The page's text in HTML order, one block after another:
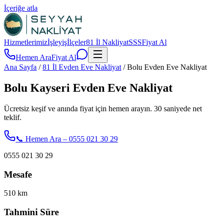
İçeriğe atla
Hizmetlerimizİşleyişİlçeler81 İl NakliyatSSSFiyat Al
Hemen AraFiyat Al
Ana Sayfa /81 İl Evden Eve Nakliyat /Bolu Evden Eve Nakliyat
Bolu Kayseri Evden Eve Nakliyat
Ücretsiz keşif ve anında fiyat için hemen arayın. 30 saniyede net
teklif.
📞 Hemen Ara – 0555 021 30 29
0555 021 30 29
Mesafe
510 km
Tahmini Süre